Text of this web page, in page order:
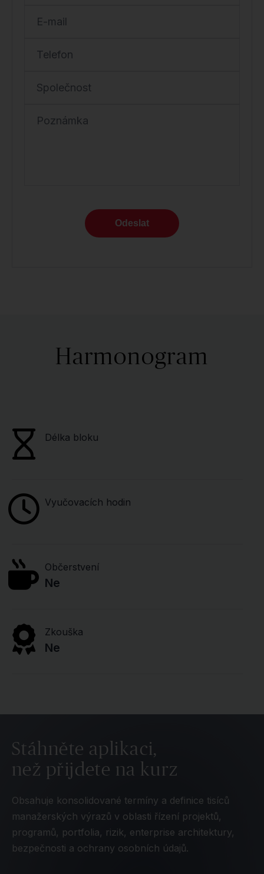
E-mail
Telefon
Společnost
Poznámka
Odeslat
Harmonogram
Délka bloku
Vyučovacích hodin
Občerstvení
Ne
Zkouška
Ne
Stáhněte aplikaci,
než přijdete na kurz
Obsahuje konsolidované termíny a definice tisíců
manažerských výrazů v oblasti řízení projektů,
programů, portfolia, rizik, enterprise architektury,
bezpečnosti a ochrany osobních údajů.